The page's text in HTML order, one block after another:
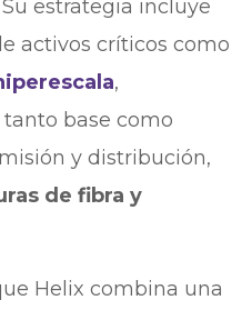
Su estrategia incluye
activos críticos como
,
base como
y distribución,
de fibra y
Helix combina una